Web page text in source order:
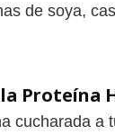
de soya,
la Proteína
cucharada a